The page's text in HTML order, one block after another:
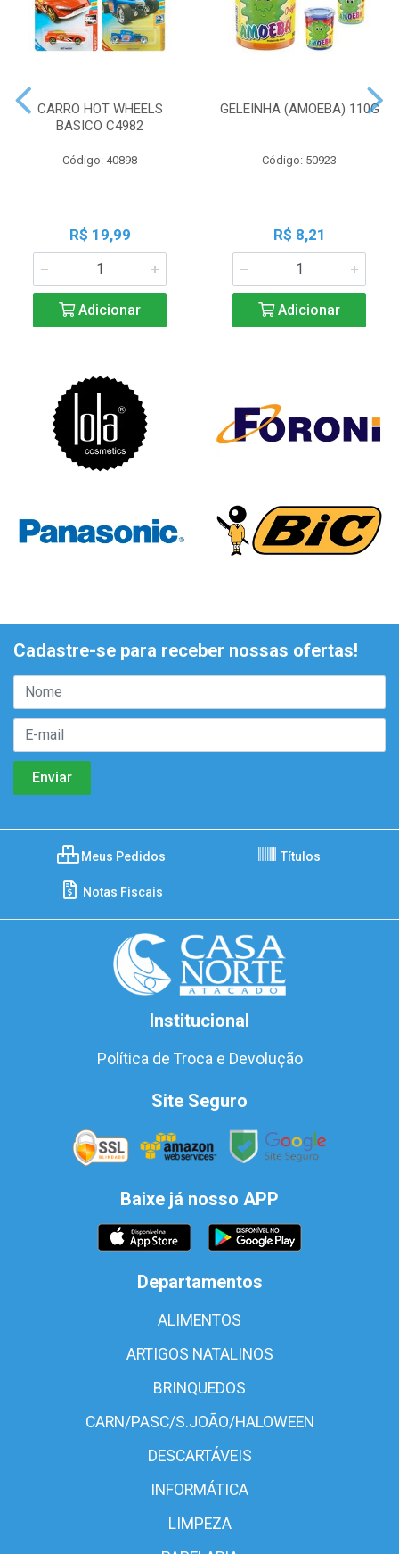
CARRO HOT WHEELS
BASICO C4982
Código: 40898
R$ 19,99
Adicionar
GELEINHA (AMOEBA) 110G
Código: 50923
R$ 8,21
Adicionar
Cadastre-se para receber nossas ofertas!
Meus Pedidos Títulos
Notas Fiscais
Institucional
Política de Troca e Devolução
Site Seguro
Baixe já nosso APP
Departamentos
ALIMENTOS
ARTIGOS NATALINOS
BRINQUEDOS
CARN/PASC/S.JOÃO/HALOWEEN
DESCARTÁVEIS
INFORMÁTICA
LIMPEZA